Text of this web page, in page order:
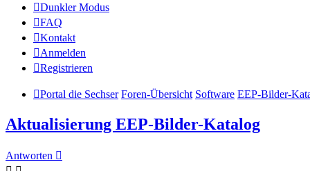
Dunkler Modus
FAQ
Kontakt
Anmelden
Registrieren
Portal die Sechser Foren-Übersicht Software EEP-Bilder-
Aktualisierung EEP-Bilder-Katalog
Antworten